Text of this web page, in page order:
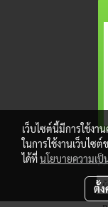
©
เว็บไซต์นี้มีการใช้ง
ในการใช้งานเว็บไซ
ได้ที่นโยบายความเ
ตั้ง